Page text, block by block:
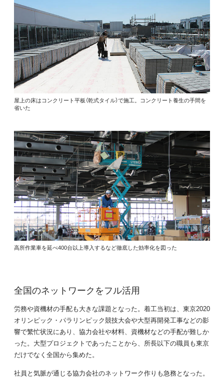
屋上の床はコンクリート平板（乾式タイル）で施工。コンクリート養生の手間を
省いた
高所作業車を延べ400台以上導入するなど徹底した効率化を図った
全国のネットワークをフル活用
労務や資機材の手配も大きな課題となった。着工当初は、東京2020
オリンピック・パラリンピック競技大会や大型再開発工事などの影
響で繁忙状況にあり、協力会社や材料、資機材などの手配が難しか
った。大型プロジェクトであったことから、所長以下の職員も東京
だけでなく全国から集めた。
社員と気脈が通じる協力会社のネットワーク作りも急務となった。